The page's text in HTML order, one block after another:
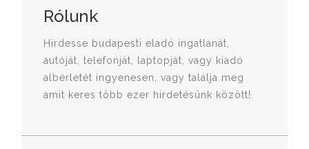
Rólunk
Hirdesse budapesti eladó ingatlanát,
autóját, telefonját, laptopját, vagy kiadó
albérletét ingyenesen, vagy találja meg
amit keres több ezer hirdetésünk között!